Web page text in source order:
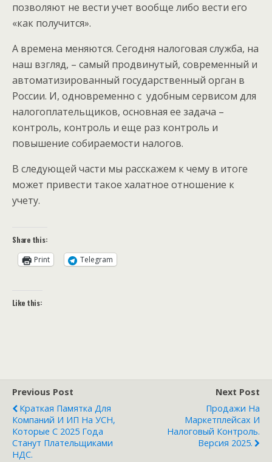
позволяют не вести учет вообще либо вести его
«как получится».
А времена меняются. Сегодня налоговая служба, на
наш взгляд, – самый продвинутый, современный и
автоматизированный государственный орган в
России. И, одновременно с удобным сервисом для
налогоплательщиков, основная ее задача –
контроль, контроль и еще раз контроль и
повышение собираемости налогов.
В следующей части мы расскажем к чему в итоге
может привести такое халатное отношение к
учету.
Share this:
Print
Telegram
Like this:
Previous Post
Краткая Памятка Для
Компаний И ИП На УСН,
Которые С 2025 Года
Станут Плательщиками
НДС.
Next Post
Продажи На
Маркетплейсах И
Налоговый Контроль.
Версия 2025.